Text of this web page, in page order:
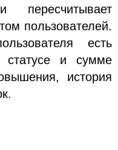
пересчитывает
пользователей.
есть
и сумме
история